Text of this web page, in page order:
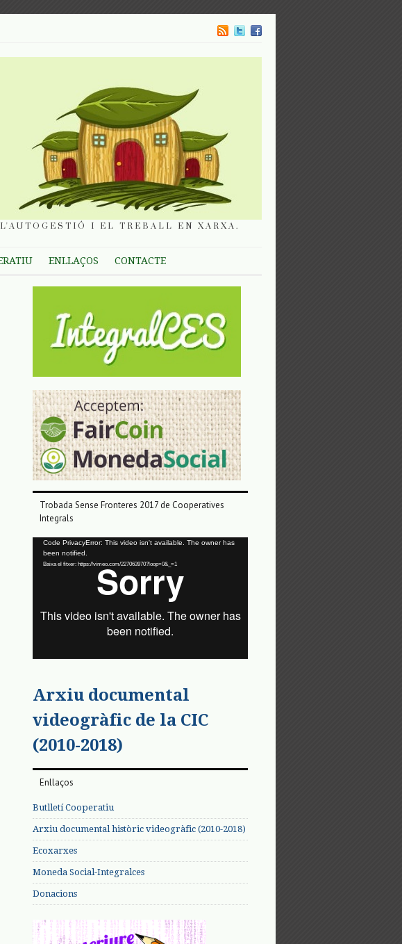
I EL TREBALL EN XARXA.
ENLLAÇOS CONTACTE
Trobada Sense Fronteres 2017 de Cooperatives
Integrals
Reproductor
vídeo
Code PrivacyError: This video isn't available. The owner has
been notified.
Baixa el fitxer: https://vimeo.com/227063970?loop=0&_=1
Arxiu documental
videogràfic de la CIC
(2010-2018)
Enllaços
Butlletí Cooperatiu
Arxiu documental històric videogràfic (2010-2018)
Ecoxarxes
Moneda Social-Integralces
Donacions